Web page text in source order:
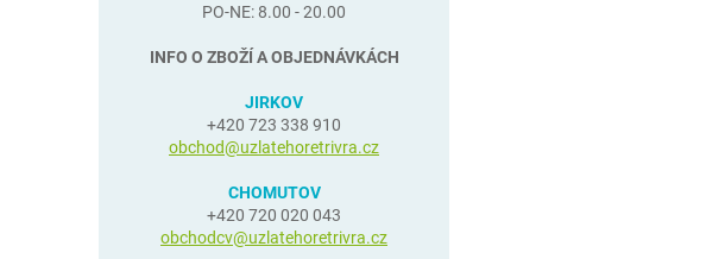
PO-NE: 8.00 - 20.00
INFO O ZBOŽÍ A OBJEDNÁVKÁCH
JIRKOV
+420 723 338 910
obchod@uzlatehoretrivra.cz
CHOMUTOV
+420 720 020 043
obchodcv@uzlatehoretrivra.cz